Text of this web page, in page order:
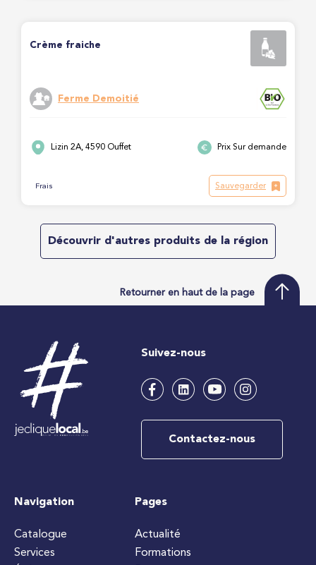
Crème fraiche
Ferme Demoitié
Lizin 2A, 4590 Ouffet Prix Sur demande
Frais Sauvegarder
Découvrir d'autres produits de la région
Retourner en haut de la page
Suivez-nous
Contactez-nous
Navigation
Catalogue
Services
Pages
Actualité
Formations